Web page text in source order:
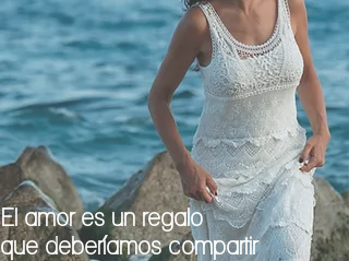
El amor es un regalo
que deberíamos compartir